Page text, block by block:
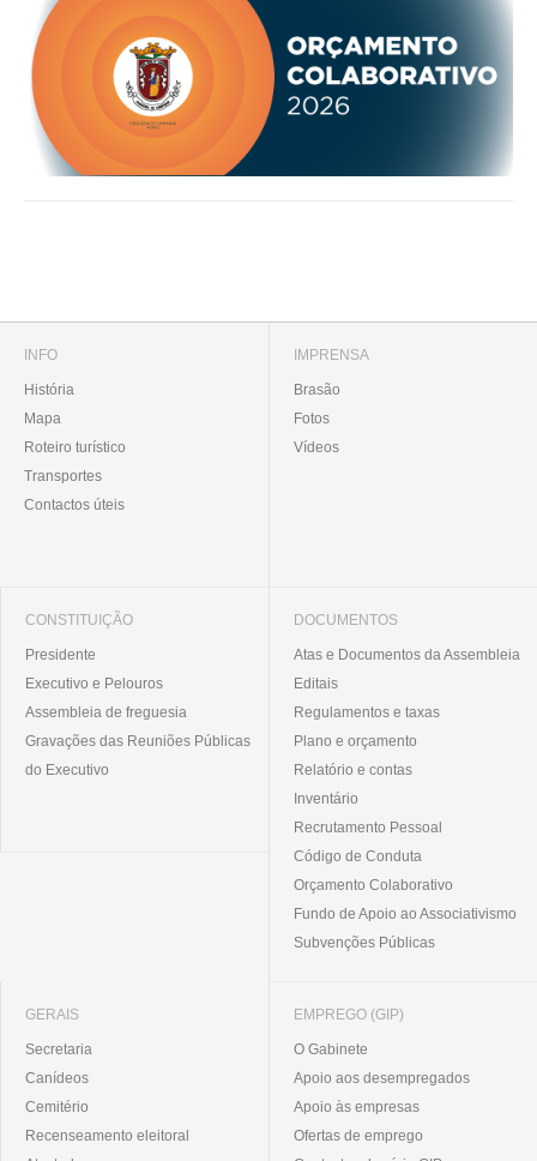
INFO
História
Mapa
Roteiro turístico
Transportes
Contactos úteis
IMPRENSA
Brasão
Fotos
Vídeos
CONSTITUIÇÃO
Presidente
Executivo e Pelouros
Assembleia de freguesia
Gravações das Reuniões Públicas
do Executivo
DOCUMENTOS
Atas e Documentos da Assembleia
Editais
Regulamentos e taxas
Plano e orçamento
Relatório e contas
Inventário
Recrutamento Pessoal
Código de Conduta
Orçamento Colaborativo
Fundo de Apoio ao Associativismo
Subvenções Públicas
GERAIS
Secretaria
Canídeos
Cemitério
Recenseamento eleitoral
EMPREGO (GIP)
O Gabinete
Apoio aos desempregados
Apoio às empresas
Ofertas de emprego